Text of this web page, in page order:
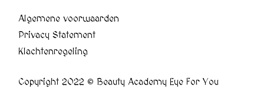
Algemene voorwaarden
Privacy Statement
Klachtenregeling
Copyright 2022 © Beauty Academy Eye For You